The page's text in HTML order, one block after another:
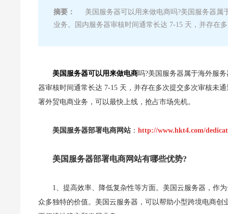
摘要：
美国服务器可以用来做电商吗?美国服务器属
业务。国内服务器审核时间通常长达 7-15 天，并存在
美国服务器可以用来做电商吗?美国服务器属于海外服
器审核时间通常长达 7-15 天，并存在多次提交多次审核未
署外贸电商业务，可以最快上线，抢占市场先机。
美国服务器部署电商网站 ： http://www.hkt4.com/
美国服务器部署电商网站有哪些优势?
1、提高效率、降低复杂性等方面。美国云服务器，作
众多独特的价值。美国云服务器，可以帮助小型跨境电商